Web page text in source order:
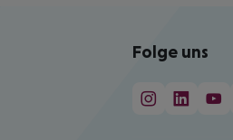
Folge uns